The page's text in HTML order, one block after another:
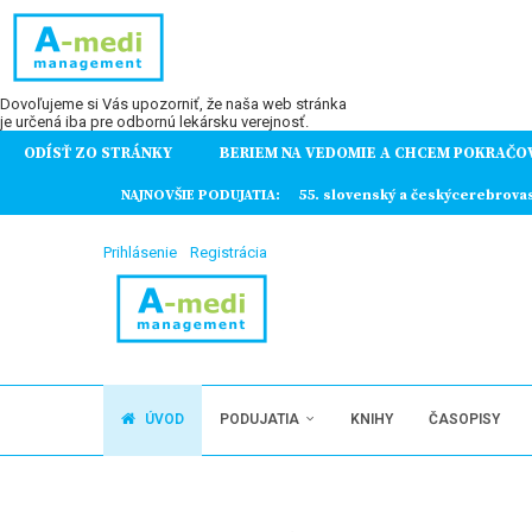
Dovoľujeme si Vás upozorniť, že naša web stránka
je určená iba pre odbornú lekársku verejnosť.
ODÍSŤ ZO STRÁNKY BERIEM NA VEDOMIE A CHCEM
NAJNOVŠIE PODUJATIA: 55. slovenský a
Prihlásenie Registrácia
ÚVOD PODUJATIA KNIHY ČASOPISY